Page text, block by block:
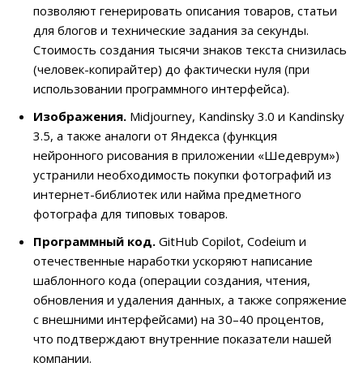
позволяют генерировать описания товаров, статьи
для блогов и технические задания за секунды.
Стоимость создания тысячи знаков текста снизилась
(человек-копирайтер) до фактически нуля (при
использовании программного интерфейса).
Изображения. Midjourney, Kandinsky 3.0 и Kandinsky
3.5, а также аналоги от Яндекса (функция
нейронного рисования в приложении «Шедеврум»)
устранили необходимость покупки фотографий из
интернет-библиотек или найма предметного
фотографа для типовых товаров.
Программный код. GitHub Copilot, Codeium и
отечественные наработки ускоряют написание
шаблонного кода (операции создания, чтения,
обновления и удаления данных, а также сопряжение
с внешними интерфейсами) на 30–40 процентов,
что подтверждают внутренние показатели нашей
компании.